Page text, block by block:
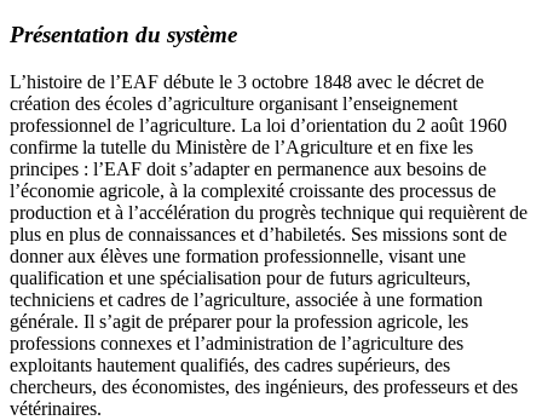
Présentation du système
L’histoire de l’EAF débute le 3 octobre 1848 avec le décret de
création des écoles d’agriculture organisant l’enseignement
professionnel de l’agriculture. La loi d’orientation du 2 août 1960
confirme la tutelle du Ministère de l’Agriculture et en fixe les
principes : l’EAF doit s’adapter en permanence aux besoins de
l’économie agricole, à la complexité croissante des processus de
production et à l’accélération du progrès technique qui requièrent de
plus en plus de connaissances et d’habiletés. Ses missions sont de
donner aux élèves une formation professionnelle, visant une
qualification et une spécialisation pour de futurs agriculteurs,
techniciens et cadres de l’agriculture, associée à une formation
générale. Il s’agit de préparer pour la profession agricole, les
professions connexes et l’administration de l’agriculture des
exploitants hautement qualifiés, des cadres supérieurs, des
chercheurs, des économistes, des ingénieurs, des professeurs et des
vétérinaires.